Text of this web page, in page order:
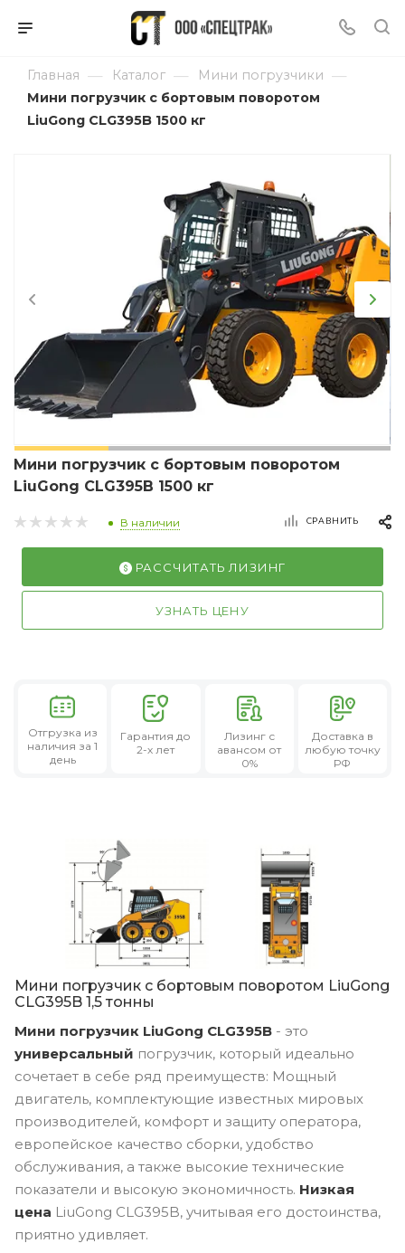
Главная — Каталог — Мини погрузчики —
Мини погрузчик с бортовым поворотом
LiuGong CLG395B 1500 кг
Мини погрузчик с бортовым поворотом
LiuGong CLG395B 1500 кг
В наличии СРАВНИТЬ
РАССЧИТАТЬ ЛИЗИНГ
УЗНАТЬ ЦЕНУ
Отгрузка из
наличия за 1
день
Гарантия до
2-х лет
Лизингс
авансом от
0%
Доставка в
любую точку
РФ
Мини погрузчик с бортовым поворотом LiuGong
CLG395B 1,5 тонны
Мини погрузчик LiuGong CLG395B - это
универсальный погрузчик, который идеально
сочетает в себе ряд преимуществ: Мощный
двигатель, комплектующие известных мировых
производителей, комфорт и защиту оператора,
европейское качество сборки, удобство
обслуживания, а также высокие технические
показатели и высокую экономичность. Низкая
цена LiuGong CLG395B, учитывая его достоинства,
приятно удивляет.